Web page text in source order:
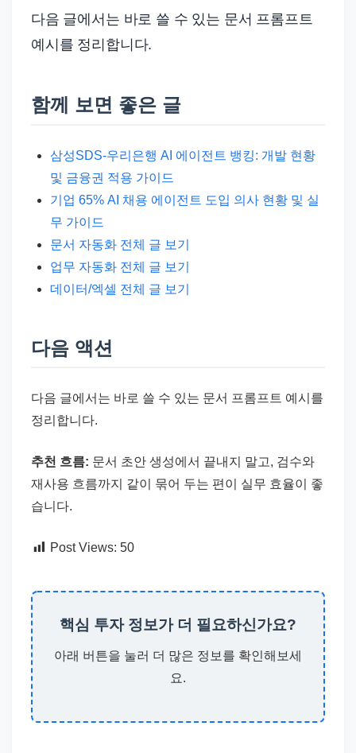
다음 글에서는 바로 쓸 수 있는 문서 프롬프트
예시를 정리합니다.
함께 보면 좋은 글
삼성SDS-우리은행 AI 에이전트 뱅킹: 개발 현황
및 금융권 적용 가이드
기업 65% AI 채용 에이전트 도입 의사 현황 및 실
무 가이드
문서 자동화 전체 글 보기
업무 자동화 전체 글 보기
데이터/엑셀 전체 글 보기
다음 액션
다음 글에서는 바로 쓸 수 있는 문서 프롬프트 예시를
정리합니다.
추천 흐름: 문서 초안 생성에서 끝내지 말고, 검수와
재사용 흐름까지 같이 묶어 두는 편이 실무 효율이 좋
습니다.
Post Views: 50
핵심 투자 정보가 더 필요하신가요?
아래 버튼을 눌러 더 많은 정보를 확인해보세
요.